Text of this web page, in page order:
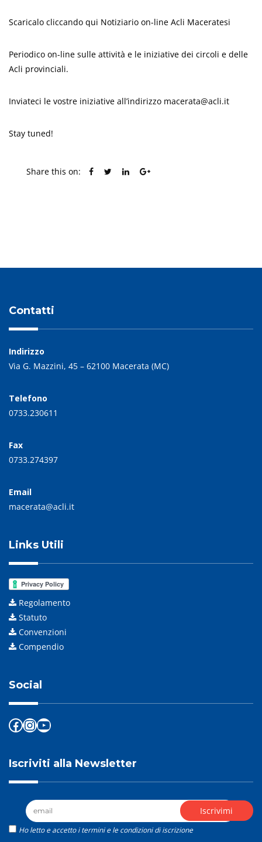
Scaricalo cliccando qui Notiziario on-line Acli Maceratesi
Periodico on-line sulle attività e le iniziative dei circoli e delle
Acli provinciali.
Inviateci le vostre iniziative all’indirizzo macerata@acli.it
Stay tuned!
Share this on:
Contatti
Indirizzo
Via G. Mazzini, 45 – 62100 Macerata (MC)
Telefono
0733.230611
Fax
0733.274397
Email
macerata@acli.it
Links Utili
Regolamento
Statuto
Convenzioni
Compendio
Social
Facebook
Instagram
YouTube
Iscriviti alla Newsletter
Ho letto e accetto i termini e le condizioni di iscrizione